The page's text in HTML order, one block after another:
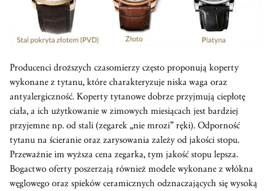
Producenci droższych czasomierzy często proponują koperty
wykonane z tytanu, które charakteryzuje niska waga oraz
antyalergiczność. Koperty tytanowe dobrze przyjmują ciepłotę
ciała, a ich użytkowanie w zimowych miesiącach jest bardziej
przyjemne np. od stali (zegarek „nie mrozi” ręki). Odporność
tytanu na ścieranie oraz zarysowania zależy od jakości stopu.
Przeważnie im wyższa cena zegarka, tym jakość stopu lepsza.
Bogactwo oferty poszerzają również modele wykonane z włókna
węglowego oraz spieków ceramicznych odznaczających się wysoką